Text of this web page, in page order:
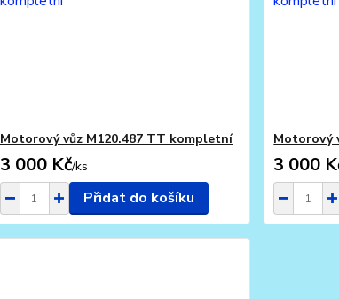
Motorový vůz M120.487 TT kompletní
3 000 Kč/ks
Přidat do košíku
Motorový
3 000